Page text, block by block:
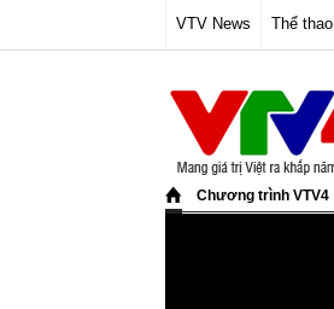
VTV News Thể thao
Chương trình VTV4